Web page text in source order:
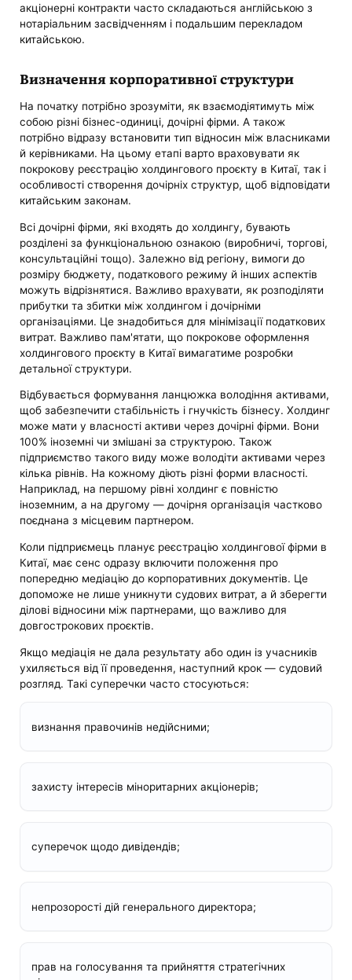
акціонерні контракти часто складаються англійською з
нотаріальним засвідченням і подальшим перекладом
китайською.
Визначення корпоративної структури
На початку потрібно зрозуміти, як взаємодіятимуть між
собою різні бізнес-одиниці, дочірні фірми. А також
потрібно відразу встановити тип відносин між власниками
й керівниками. На цьому етапі варто враховувати як
покрокову реєстрацію холдингового проєкту в Китаї, так і
особливості створення дочірніх структур, щоб відповідати
китайським законам.
Всі дочірні фірми, які входять до холдингу, бувають
розділені за функціональною ознакою (виробничі, торгові,
консультаційні тощо). Залежно від регіону, вимоги до
розміру бюджету, податкового режиму й інших аспектів
можуть відрізнятися. Важливо врахувати, як розподіляти
прибутки та збитки між холдингом і дочірніми
організаціями. Це знадобиться для мінімізації податкових
витрат. Важливо пам'ятати, що покрокове оформлення
холдингового проєкту в Китаї вимагатиме розробки
детальної структури.
Відбувається формування ланцюжка володіння активами,
щоб забезпечити стабільність і гнучкість бізнесу. Холдинг
може мати у власності активи через дочірні фірми. Вони
100% іноземні чи змішані за структурою. Також
підприємство такого виду може володіти активами через
кілька рівнів. На кожному діють різні форми власності.
Наприклад, на першому рівні холдинг є повністю
іноземним, а на другому — дочірня організація частково
поєднана з місцевим партнером.
Коли підприємець планує реєстрацію холдингової фірми в
Китаї, має сенс одразу включити положення про
попередню медіацію до корпоративних документів. Це
допоможе не лише уникнути судових витрат, а й зберегти
ділові відносини між партнерами, що важливо для
довгострокових проєктів.
Якщо медіація не дала результату або один із учасників
ухиляється від її проведення, наступний крок — судовий
розгляд. Такі суперечки часто стосуються:
визнання правочинів недійсними;
захисту інтересів міноритарних акціонерів;
суперечок щодо дивідендів;
непрозорості дій генерального директора;
прав на голосування та прийняття стратегічних